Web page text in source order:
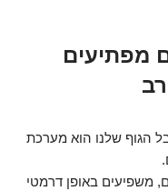
2 גורמים מפתיעים
הגוף שלנו הוא מערכת
משפיעים באופן דרמטי